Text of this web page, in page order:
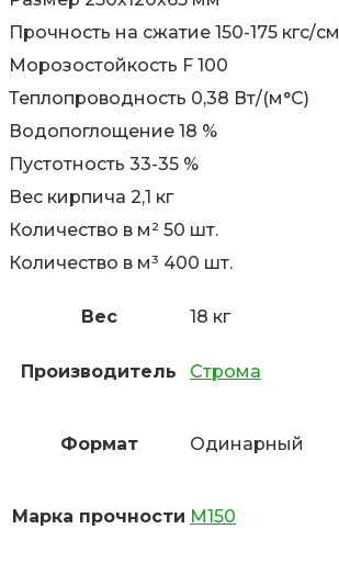
Прочность на сжатие 150-175 кгс/
Морозостойкость F 100
Теплопроводность 0,38 Вт/(м°C)
Водопоглощение 18 %
Пустотность 33-35 %
Вес кирпича 2,1 кг
Количество в м² 50 шт.
Количество в м³ 400 шт.
Вес 18 кг
Производитель Строма
Формат Одинарный
Марка прочности М150